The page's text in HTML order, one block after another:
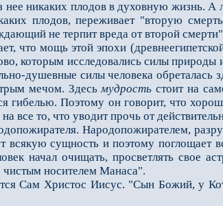
нее никаких плодов в духовную жизнь.
плодов, переживает "вторую
не терпит вреда от второй
что мощь этой эпохи
которым исследовались силы природы
душевные силы человека обреталась
мечом. Здесьмудрость стоит на
гибелью. Поэтому он говорит, что
все то, что уводит прочь от
Народопожирателем,
всякую сущность и поэтому поглощает
начал очищать, просветлять свое
чистым носителем Манаса".
Сам Христос Иисус. "Сын Божий, у